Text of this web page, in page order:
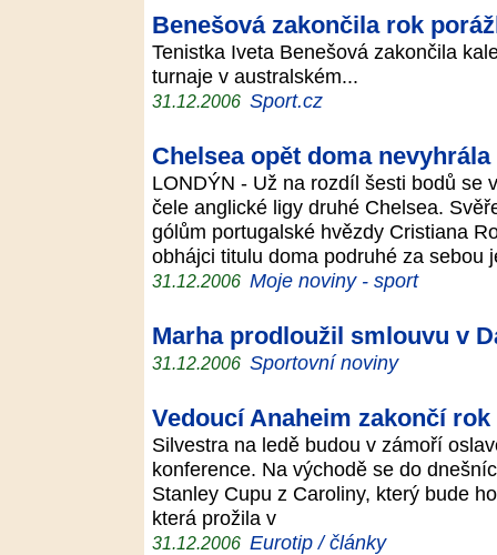
Benešová zakončila rok
Tenistka Iveta Benešová zakončila
turnaje v australském...
31.12.2006 Sport.cz
Chelsea opět doma nevyhrála
LONDÝN - Už na rozdíl šesti bodů se
čele anglické ligy druhé Chelsea.
gólům portugalské hvězdy Cristiana
obhájci titulu doma podruhé za sebou
31.12.2006 Moje noviny - sport
Marha prodloužil smlouvu v
31.12.2006 Sportovní noviny
Vedoucí Anaheim zakončí
Silvestra na ledě budou v zámoří
konference. Na východě se do
Stanley Cupu z Caroliny, který bude
která prožila v
31.12.2006 Eurotip / články